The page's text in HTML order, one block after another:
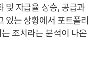
및 자급율 상승, 공급과
있는 상황에서 포트폴리
조치라는 분석이 나온